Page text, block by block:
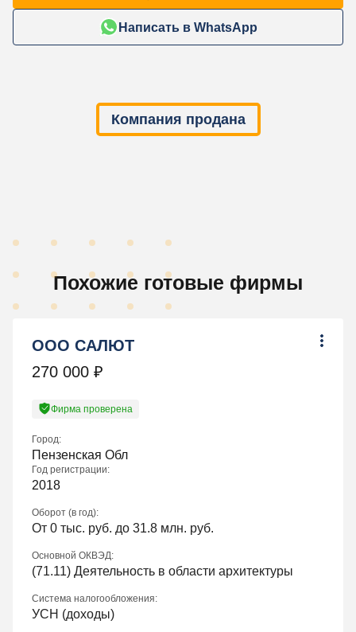
Написать в WhatsApp
Компания продана
Похожие готовые фирмы
ООО САЛЮТ
270 000 ₽
Фирма проверена
Город:
Пензенская Обл
Год регистрации:
2018
Оборот (в год):
От 0 тыс. руб. до 31.8 млн. руб.
Основной ОКВЭД:
(71.11) Деятельность в области архитектуры
Система налогообложения:
УСН (доходы)